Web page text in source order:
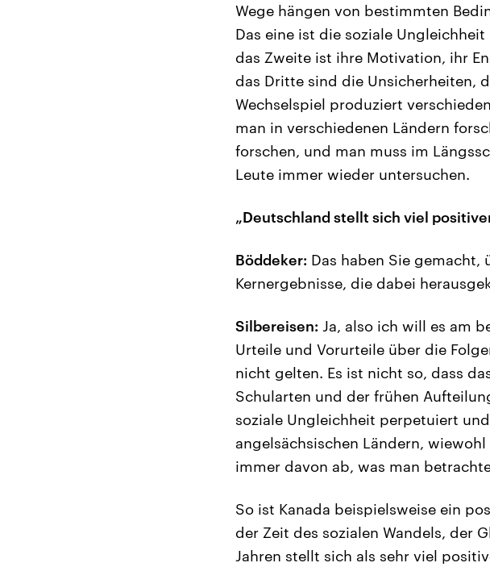
Wege hängen von bestimmten
Das eine ist die soziale
das Zweite ist ihre Motivation, ihr
das Dritte sind die Unsicherheiten,
Wechselspiel produziert
man in verschiedenen Ländern
forschen, und man muss im
Leute immer wieder untersuchen.
„Deutschland stellt sich viel
Böddeker: Das haben Sie gemacht,
Kernergebnisse, die dabei
Silbereisen: Ja, also ich will es am
Urteile und Vorurteile über die
nicht gelten. Es ist nicht so, dass
Schularten und der frühen
soziale Ungleichheit perpetuiert
angelsächsischen Ländern,
immer davon ab, was man
So ist Kanada beispielsweise ein
der Zeit des sozialen Wandels, der
Jahren stellt sich als sehr viel